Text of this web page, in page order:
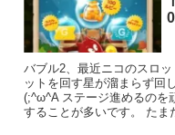
バブル2、最近ニコのスロ
ットを回す星が溜まらず回
(;^ω^A ステージ進めるのを
することが多いです。 たま